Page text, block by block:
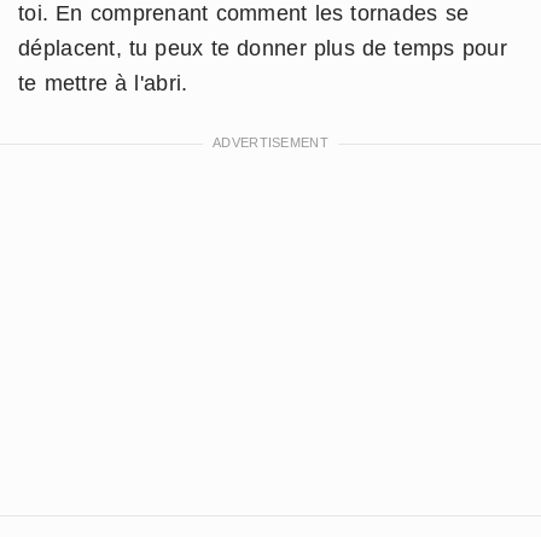
toi. En comprenant comment les tornades se
déplacent, tu peux te donner plus de temps pour
te mettre à l'abri.